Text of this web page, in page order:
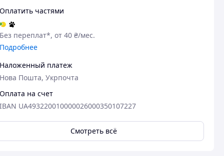
Оплатить частями
Без переплат*, от 40 ₴/мес.
Подробнее
Наложенный платеж
Нова Пошта, Укрпочта
Оплата на счет
IBAN UA493220010000026000350107227
Смотреть всё